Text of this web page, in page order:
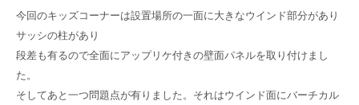
今回のキッズコーナーは設置場所の一面に大きなウインド部分があり
サッシの柱があり
段差も有るので全面にアップリケ付きの壁面パネルを取り付けまし
た。
そしてあと一つ問題点が有りました。それはウインド面にバーチカル